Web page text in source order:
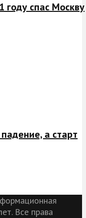
году спас Москву
а старт
Все права